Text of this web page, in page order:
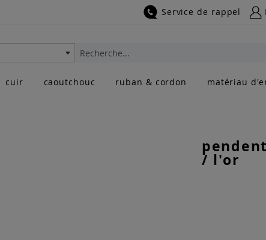
Service de rappel
Rechercher
cuir caoutchouc ruban & cordon matériau
/ l'or